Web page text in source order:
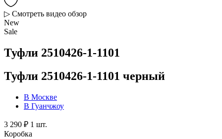
▷ Смотреть видео обзор
New
Sale
Туфли 2510426-1-1101
Туфли 2510426-1-1101 черный
В Москве
В Гуанчжоу
3 290 ₽ 1 шт.
Коробка